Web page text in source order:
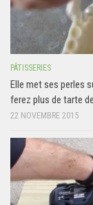
PÂTISSERIES
Elle met ses perles
ferez plus de tarte
22 NOVEMBRE 2015